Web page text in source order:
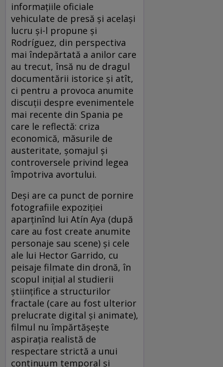
informaţiile oficiale
vehiculate de presă şi acelaşi
lucru şi-l propune şi
Rodríguez, din perspectiva
mai îndepărtată a anilor care
au trecut, însă nu de dragul
documentării istorice şi atît,
ci pentru a provoca anumite
discuţii despre evenimentele
mai recente din Spania pe
care le reflectă: criza
economică, măsurile de
austeritate, şomajul şi
controversele privind legea
împotriva avortului.
Deşi are ca punct de pornire
fotografiile expoziţiei
aparţinînd lui Atín Aya (după
care au fost create anumite
personaje sau scene) şi cele
ale lui Hector Garrido, cu
peisaje filmate din dronă, în
scopul iniţial al studierii
ştiinţifice a structurilor
fractale (care au fost ulterior
prelucrate digital şi animate),
filmul nu împărtăşeşte
aspiraţia realistă de
respectare strictă a unui
continuum temporal şi